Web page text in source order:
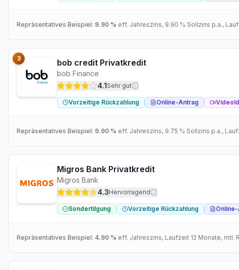
Repräsentatives Beispiel: 9.90 % eff. Jahreszins, 9.90 % Sollzins p.a.,
bob credit Privatkredit
bob Finance
4.1Sehr gut
Vorzeitige Rückzahlung Online-Antrag
3
Repräsentatives Beispiel: 9.90 % eff. Jahreszins, 9.75 % Sollzins p.a.,
Migros Bank Privatkredit
Migros Bank
4.3Hervorragend
Sondertilgung Vorzeitige Rückzahlung
Repräsentatives Beispiel: 4.90 % eff. Jahreszins, Laufzeit 12 Monate, mtl.